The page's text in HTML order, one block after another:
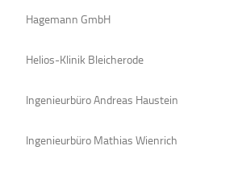
Hagemann GmbH
Helios-Klinik Bleicherode
Ingenieurbüro Andreas Haustein
Ingenieurbüro Mathias Wienrich